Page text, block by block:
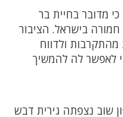
מדובר בחיית בר
בישראל. הציבור
ולדווח
לאפשר לה להמשיך
שוב נצפתה גירית דבש